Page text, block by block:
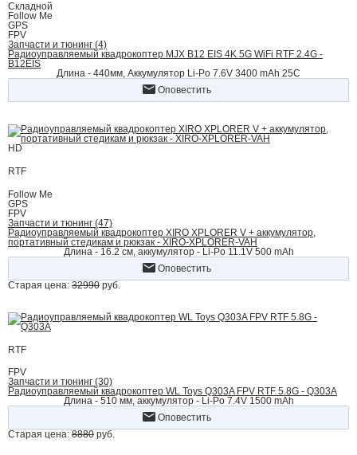
Складной
Follow Me
GPS
FPV
Запчасти и тюнинг (4)
Радиоуправляемый квадрокоптер MJX B12 EIS 4K 5G WiFi RTF 2.4G -
B12EIS
Длина - 440мм, Аккумулятор Li-Po 7.6V 3400 mAh 25C
Оповестить
HD
RTF
Follow Me
GPS
FPV
Запчасти и тюнинг (47)
Радиоуправляемый квадрокоптер XIRO XPLORER V + аккумулятор,
портативный стедикам и рюкзак - XIRO-XPLORER-VAH
Длина - 16.2 см, аккумулятор - Li-Po 11.1V 500 mAh
Оповестить
Старая цена: 32990 руб.
RTF
FPV
Запчасти и тюнинг (30)
Радиоуправляемый квадрокоптер WL Toys Q303A FPV RTF 5.8G - Q303A
Длина - 510 мм, аккумулятор - Li-Po 7.4V 1500 mAh
Оповестить
Старая цена: 8880 руб.